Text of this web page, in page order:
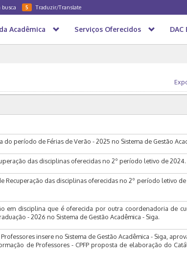
busca 5 Traduzir/Translate
Acadêmica Serviços Oferecidos DAC
período de Férias de Verão - 2025 no Sistema de Gestão
das disciplinas oferecidas no 2º período letivo de 2024.
Recuperação das disciplinas oferecidas no 2º período letivo
em disciplina que é oferecida por outra coordenadoria de
- 2026 no Sistema de Gestão Acadêmica - Siga.
insere no Sistema de Gestão Acadêmica - Siga,
de Professores - CPFP proposta de elaboração do